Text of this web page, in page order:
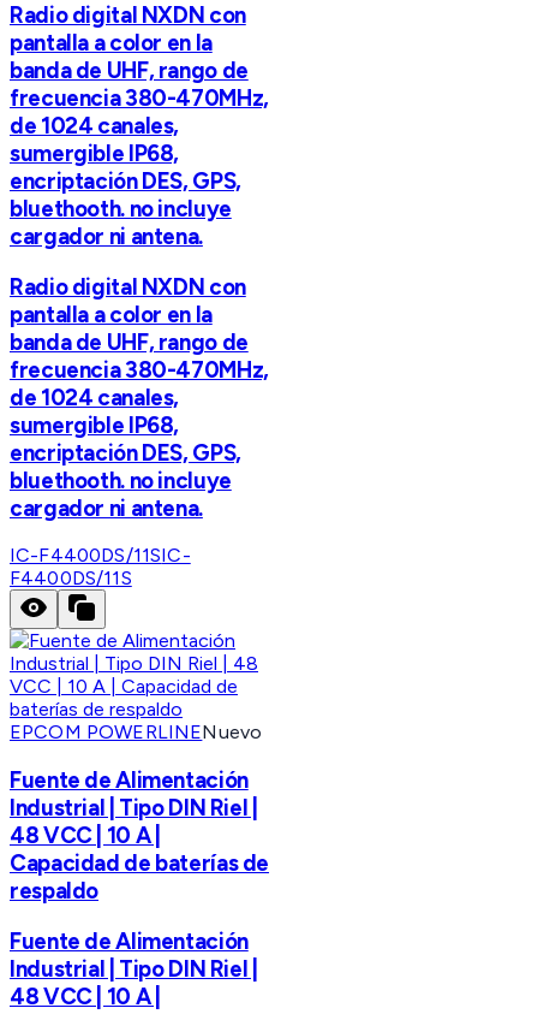
Radio digital NXDN con
pantalla a color en la
banda de UHF, rango de
frecuencia 380-470MHz,
de 1024 canales,
sumergible IP68,
encriptación DES, GPS,
bluethooth. no incluye
cargador ni antena.
Radio digital NXDN con
pantalla a color en la
banda de UHF, rango de
frecuencia 380-470MHz,
de 1024 canales,
sumergible IP68,
encriptación DES, GPS,
bluethooth. no incluye
cargador ni antena.
IC-F4400DS/11SIC-
F4400DS/11S
EPCOM POWERLINENuevo
Fuente de Alimentación
Industrial | Tipo DIN Riel |
48 VCC | 10 A |
Capacidad de baterías de
respaldo
Fuente de Alimentación
Industrial | Tipo DIN Riel |
48 VCC | 10 A |